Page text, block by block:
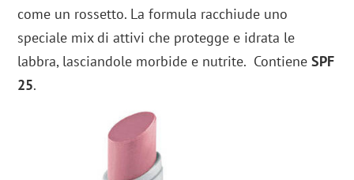
come un rossetto. La formula racchiude uno
speciale mix di attivi che protegge e idrata le
labbra, lasciandole morbide e nutrite. ContieneSPF
25.